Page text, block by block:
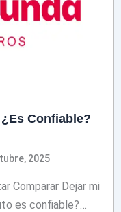
Confiable?
2025
Comparar Dejar mi
es confiable?…